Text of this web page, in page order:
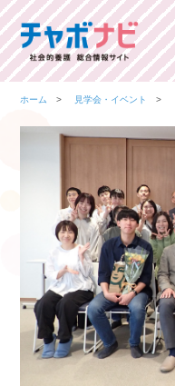
ホーム 見学会・イベント